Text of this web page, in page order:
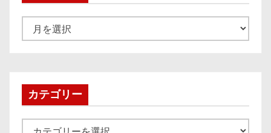
ー
ブカテゴリー